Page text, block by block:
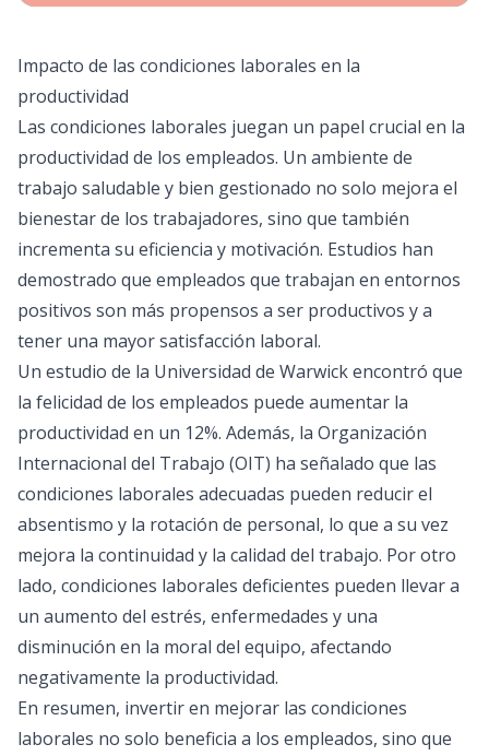
Impacto de las condiciones laborales en la
productividad
Las condiciones laborales juegan un papel crucial en la
productividad de los empleados. Un ambiente de
trabajo saludable y bien gestionado no solo mejora el
bienestar de los trabajadores, sino que también
incrementa su eficiencia y motivación. Estudios han
demostrado que empleados que trabajan en entornos
positivos son más propensos a ser productivos y a
tener una mayor satisfacción laboral.
Un estudio de la Universidad de Warwick encontró que
la felicidad de los empleados puede aumentar la
productividad en un 12%. Además, la Organización
Internacional del Trabajo (OIT) ha señalado que las
condiciones laborales adecuadas pueden reducir el
absentismo y la rotación de personal, lo que a su vez
mejora la continuidad y la calidad del trabajo. Por otro
lado, condiciones laborales deficientes pueden llevar a
un aumento del estrés, enfermedades y una
disminución en la moral del equipo, afectando
negativamente la productividad.
En resumen, invertir en mejorar las condiciones
laborales no solo beneficia a los empleados, sino que